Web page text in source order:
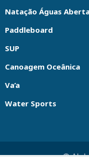
Natação Águas
Paddleboard
SUP
Canoagem Oceânica
Va’a
Water Sports